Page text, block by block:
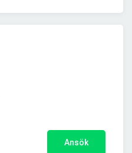
Ansök